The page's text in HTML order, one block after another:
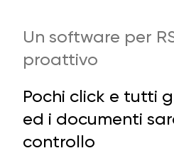
Un software per
proattivo
Pochi click e tutti
ed i documenti
controllo